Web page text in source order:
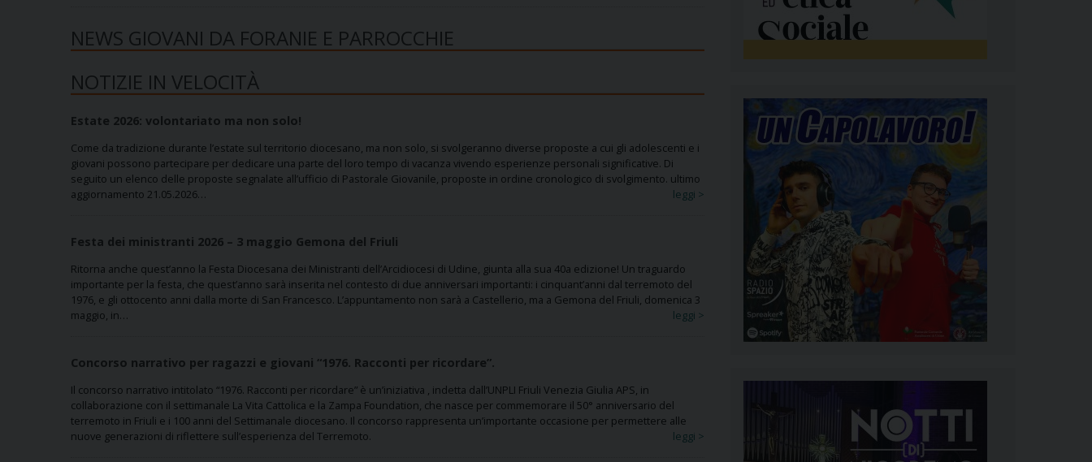
NEWS GIOVANI DA FORANIE E PARROCCHIE
NOTIZIE IN VELOCITÀ
Estate 2026: volontariato ma non solo!
Come da tradizione durante l’estate sul territorio diocesano, ma non solo, si svolgeranno diverse proposte a cui gli adolescenti e i
giovani possono partecipare per dedicare una parte del loro tempo di vacanza vivendo esperienze personali significative. Di
seguito un elenco delle proposte segnalate all’ufficio di Pastorale Giovanile, proposte in ordine cronologico di svolgimento. ultimo
aggiornamento 21.05.2026…
leggi >
Festa dei ministranti 2026 – 3 maggio Gemona del Friuli
Ritorna anche quest’anno la Festa Diocesana dei Ministranti dell’Arcidiocesi di Udine, giunta alla sua 40a edizione! Un traguardo
importante per la festa, che quest’anno sarà inserita nel contesto di due anniversari importanti: i cinquant’anni dal terremoto del
1976, e gli ottocento anni dalla morte di San Francesco. L’appuntamento non sarà a Castellerio, ma a Gemona del Friuli, domenica 3
maggio, in…
leggi >
Concorso narrativo per ragazzi e giovani “1976. Racconti per ricordare”.
Il concorso narrativo intitolato “1976. Racconti per ricordare” è un’iniziativa , indetta dall’UNPLI Friuli Venezia Giulia APS, in
collaborazione con il settimanale La Vita Cattolica e la Zampa Foundation, che nasce per commemorare il 50° anniversario del
terremoto in Friuli e i 100 anni del Settimanale diocesano. Il concorso rappresenta un’importante occasione per permettere alle
nuove generazioni di riflettere sull’esperienza del Terremoto.
leggi >